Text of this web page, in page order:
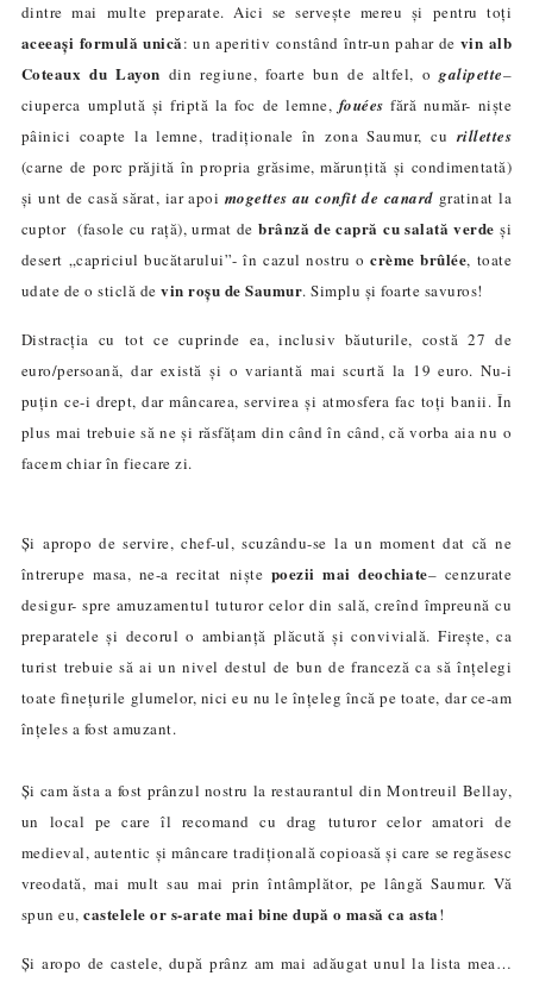
dintre mai multe preparate. Aici se servește mereu și pentru toți
aceeași formulă unică: un aperitiv constând într-un pahar de vin alb
Coteaux du Layon din regiune, foarte bun de altfel, ogalipette–
ciuperca umplută și friptă la foc de lemne, fouées fără număr- niște
pâinici coapte la lemne, tradiționale în zona Saumur, curillettes
(carne de porc prăjită în propria grăsime, mărunțită și condimentată)
și unt de casă sărat, iar apoi mogettes au confit de canard gratinat la
cuptor (fasole cu rață), urmat de brânză de capră cu salată verde și
desert „capriciul bucătarului”- în cazul nostru ocrème brûlée, toate
udate de o sticlă devin roșu de Saumur. Simplu și foarte savuros!
Distracția cu tot ce cuprinde ea, inclusiv băuturile, costă 27 de
euro/persoană, dar există și o variantă mai scurtă la 19 euro. Nu-i
puțin ce-i drept, dar mâncarea, servirea și atmosfera fac toți banii. În
plus mai trebuie să ne și răsfățam din când în când, că vorba aia nu o
facem chiar în fiecare zi.
Și apropo de servire, chef-ul, scuzându-se la un moment dat că ne
întrerupe masa, ne-a recitat niște poezii mai deochiate– cenzurate
desigur- spre amuzamentul tuturor celor din sală, creînd împreună cu
preparatele și decorul o ambianță plăcută și convivială. Firește, ca
turist trebuie să ai un nivel destul de bun de franceză ca să înțelegi
toate finețurile glumelor, nici eu nu le înțeleg încă pe toate, dar ce-am
înțeles a fost amuzant.
Și cam ăsta a fost prânzul nostru la restaurantul din Montreuil Bellay,
un local pe care îl recomand cu drag tuturor celor amatori de
medieval, autentic și mâncare tradițională copioasă și care se regăsesc
vreodată, mai mult sau mai prin întâmplător, pe lângă Saumur. Vă
spun eu,castelele or s-arate mai bine după o masă ca asta!
Și aropo de castele, după prânz am mai adăugat unul la lista mea…